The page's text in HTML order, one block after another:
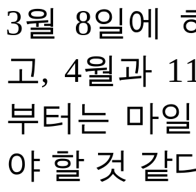
3월 8일에
고, 4월과
부터는 마
야 할 것 같